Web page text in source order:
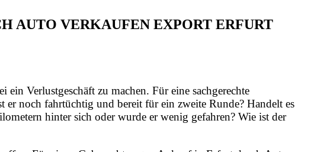
AUTO VERKAUFEN EXPORT ERFURT
Verlustgeschäft zu machen. Für eine sachgerechte
noch fahrtüchtig und bereit für ein zweite Runde? Handelt es
hinter sich oder wurde er wenig gefahren? Wie ist der